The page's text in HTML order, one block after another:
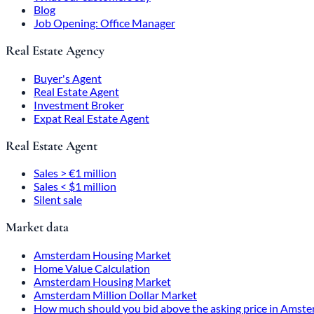
Blog
Job Opening: Office Manager
Real Estate Agency
Buyer's Agent
Real Estate Agent
Investment Broker
Expat Real Estate Agent
Real Estate Agent
Sales > €1 million
Sales < $1 million
Silent sale
Market data
Amsterdam Housing Market
Home Value Calculation
Amsterdam Housing Market
Amsterdam Million Dollar Market
How much should you bid above the asking price in